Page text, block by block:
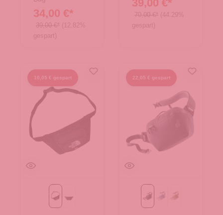
34,00 €*
39,00 €* (12.82%
gespart)
39,00 €*
70,00 €* (44.29%
gespart)
10,05 € gespart
Asphalt Grey-Black-Silver Reflective
TNF Black-NPF
22,05 € gespart
Blackbluejay-polar
grove-mineral